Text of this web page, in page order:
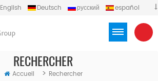
English Deutsch русский
español
RECHERCHER
Accueil > Rechercher